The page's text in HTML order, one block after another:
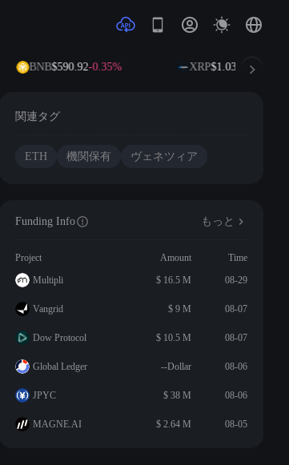
BNB$590.92-0.35% XRP$1.03-0.44%
関連タグ
ETH 機関保有 ヴェネツィア
Funding Info もっと
Project Amount
Time
Multipli
$ 16.5 M 08-29
Vangrid $ 9 M 08-07
Dow Protocol $ 10.5 M 08-07
Global Ledger --Dollar 08-06
JPYC $ 38 M 08-06
MAGNE.AI $ 2.64 M 08-05